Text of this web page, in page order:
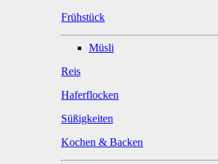
Frühstück
Müsli
Reis
Haferflocken
Süßigkeiten
Kochen & Backen